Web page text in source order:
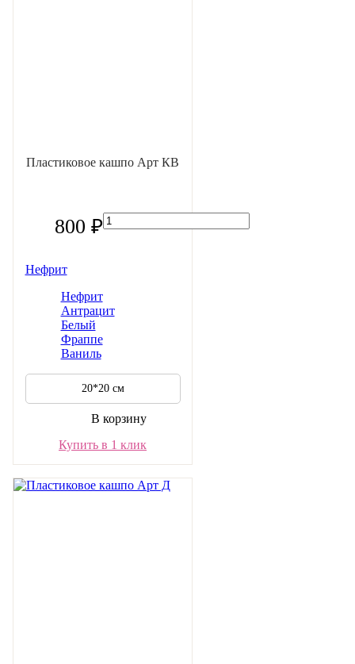
Пластиковое кашпо Арт КВ
800 ₽
Нефрит
Нефрит
Антрацит
Белый
Фраппе
Ваниль
20*20 см
В корзину
Купить в 1 клик